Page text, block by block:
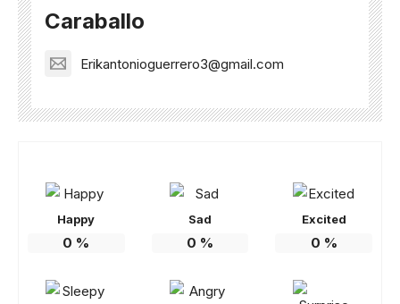
Caraballo
Erikantonioguerrero3@gmail.com
Happy
0 %
Sad
0 %
Excited
0 %